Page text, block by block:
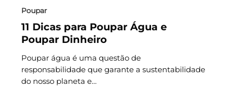
Poupar
11 Dicas para Poupar Água e
Poupar Dinheiro
Poupar água é uma questão de
responsabilidade que garante a sustentabilidade
do nosso planeta e…